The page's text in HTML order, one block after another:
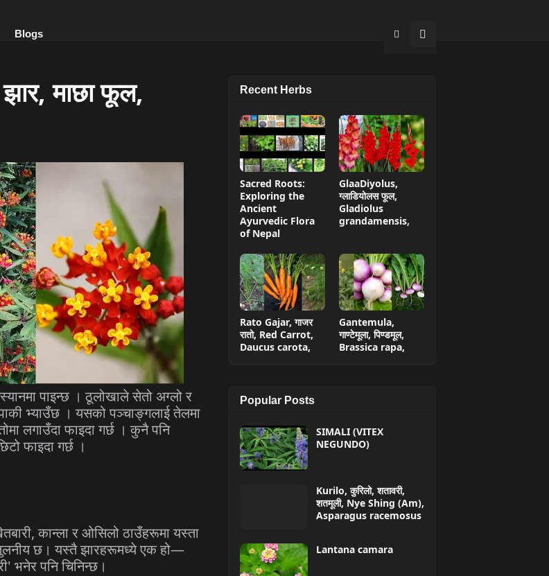
Blogs
माछा फूल,
पाइन्छ । ठूलोखाले सेतो अग्लो र
भ्याउँछ । यसको पञ्चाङ्गलाई तेलमा
लगाउँदा फाइदा गर्छ । कुनै पनि
फाइदा गर्छ ।
कान्ला र ओसिलो ठाउँहरूमा यस्ता
छ। यस्तै झारहरूमध्ये एक हो—
भनेर पनि चिनिन्छ।
Recent Herbs
Sacred Roots:
Exploring the
Ancient
Ayurvedic Flora
of Nepal
GlaaDiyolus,
ग्लाडियोलस फूल,
Gladiolus
grandamensis,
Rato Gajar, गाजर
रातो, Red Carrot,
Daucus carota,
Gantemula,
गाण्टेमूला, पिण्डमूल,
Brassica rapa,
Popular Posts
SIMALI (VITEX
NEGUNDO)
Kurilo, कुरिलो, शतावरी,
शतमूली, Nye Shing (Am),
Asparagus racemosus
Lantana camara